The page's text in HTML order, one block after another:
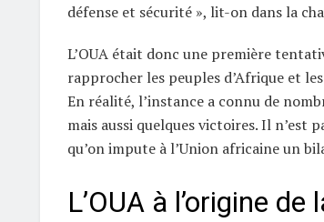
défense et sécurité », lit-on dans la
L’OUA était donc une première
rapprocher les peuples d’Afrique et
En réalité, l’instance a connu de
mais aussi quelques victoires. Il n’est
qu’on impute à l’Union africaine un
L’OUA à l’origine de